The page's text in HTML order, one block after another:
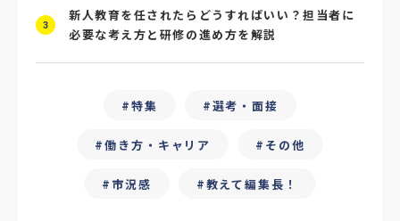
#ChatGPT #タイパ #就活動向
#フリーランス保護新法 #デイワーク
#雇用型ギグワーク #面接
#人材の見極め方 #面接評価シート
3
新人教育を任されたらどうすればいい？担当者に
必要な考え方と研修の進め方を解説
特集 選考・面接
働き方・キャリア その他
市況感 教えて編集長！